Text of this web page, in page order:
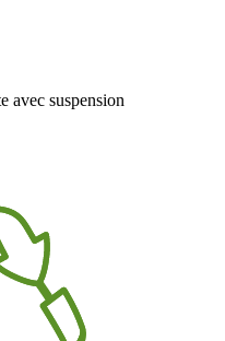
avec suspension